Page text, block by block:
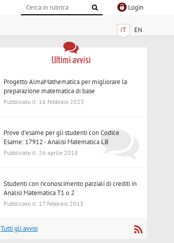
Login
IT EN
Ultimi avvisi
Progetto AlmaMathematica per migliorare la
preparazione matematica di base
Pubblicato il: 16 febbraio 2023
Prove d'esame per gli studenti con Codice
Esame: 17912 - Analisi Matematica LB
Pubblicato il: 26 aprile 2018
Studenti con riconoscimento parziali di crediti in
Analisi Matematica T1 o 2
Pubblicato il: 17 febbraio 2015
Tutti gli avvisi